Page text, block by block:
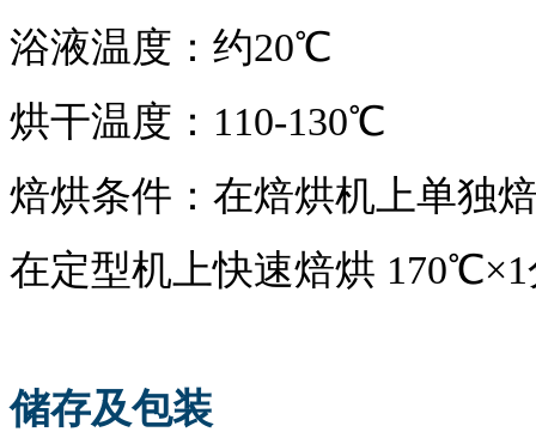
浴液温度：约20℃
烘干温度： 110-130℃
焙烘条件：在焙烘机上单独
在定型机上快速焙烘
储存及包装